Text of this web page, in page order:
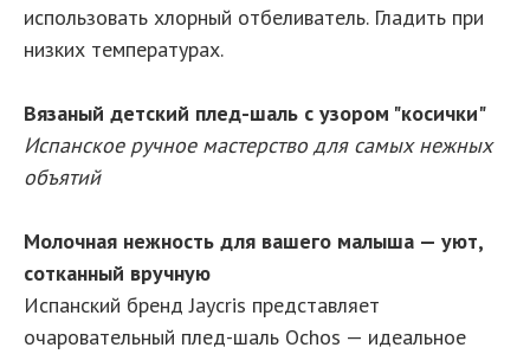
использовать хлорный отбеливатель. Гладить при
низких температурах.
Вязаный детский плед-шаль с узором "косички"
Испанское ручное мастерство для самых нежных
объятий
Молочная нежность для вашего малыша — уют,
сотканный вручную
Испанский бренд Jaycris представляет
очаровательный плед-шаль Ochos — идеальное